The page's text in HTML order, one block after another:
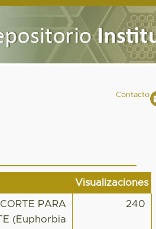
Contacto
Visualizaciones
PARA
(Euphorbia
240